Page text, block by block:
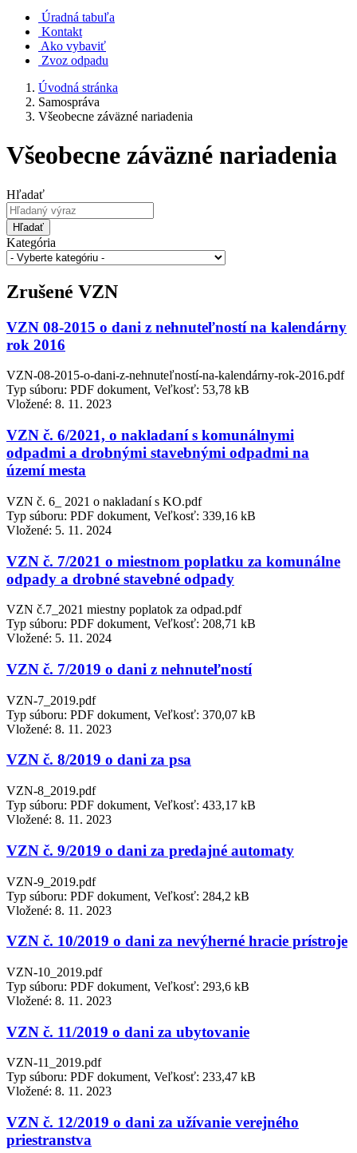
Úradná tabuľa
Kontakt
Ako vybaviť
Zvoz odpadu
Úvodná stránka
Samospráva
Všeobecne záväzné nariadenia
Všeobecne záväzné nariadenia
Hľadať
Hľadať
Kategória
Zrušené VZN
VZN 08-2015 o dani z nehnuteľností na kalendárny
rok 2016
VZN-08-2015-o-dani-z-nehnuteľností-na-kalendárny-rok-2016.pdf
Typ súboru: PDF dokument, Veľkosť: 53,78 kB
Vložené: 8. 11. 2023
VZN č. 6/2021, o nakladaní s komunálnymi
odpadmi a drobnými stavebnými odpadmi na
území mesta
VZN č. 6_ 2021 o nakladaní s KO.pdf
Typ súboru: PDF dokument, Veľkosť: 339,16 kB
Vložené: 5. 11. 2024
VZN č. 7/2021 o miestnom poplatku za komunálne
odpady a drobné stavebné odpady
VZN č.7_2021 miestny poplatok za odpad.pdf
Typ súboru: PDF dokument, Veľkosť: 208,71 kB
Vložené: 5. 11. 2024
VZN č. 7/2019 o dani z nehnuteľností
VZN-7_2019.pdf
Typ súboru: PDF dokument, Veľkosť: 370,07 kB
Vložené: 8. 11. 2023
VZN č. 8/2019 o dani za psa
VZN-8_2019.pdf
Typ súboru: PDF dokument, Veľkosť: 433,17 kB
Vložené: 8. 11. 2023
VZN č. 9/2019 o dani za predajné automaty
VZN-9_2019.pdf
Typ súboru: PDF dokument, Veľkosť: 284,2 kB
Vložené: 8. 11. 2023
VZN č. 10/2019 o dani za nevýherné hracie prístroje
VZN-10_2019.pdf
Typ súboru: PDF dokument, Veľkosť: 293,6 kB
Vložené: 8. 11. 2023
VZN č. 11/2019 o dani za ubytovanie
VZN-11_2019.pdf
Typ súboru: PDF dokument, Veľkosť: 233,47 kB
Vložené: 8. 11. 2023
VZN č. 12/2019 o dani za užívanie verejného
priestranstva